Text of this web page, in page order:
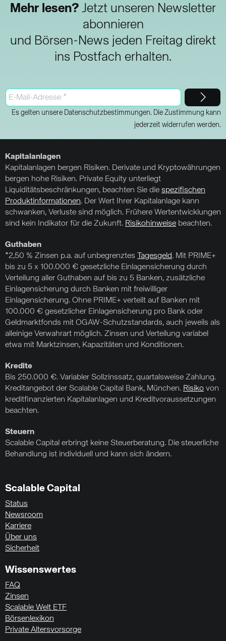
Mehr lesen? Jetzt unseren Newsletter
abonnieren
und Börsen-News jeden Freitag direkt
ins Postfach erhalten.
Es gelten unsere Datenschutzbestimmungen. Die Zustimmung kann
jederzeit widerrufen werden.
Kapitalanlagen
Kapitalanlagen bergen Risiken. Derivate und Kryptowährungen
bergen hohe Risiken. Private Equity unterliegt
Liquiditätsbeschränkungen, beachten Sie die spezifischen
Produktinformationen. Der Wert Ihrer Kapitalanlage kann
schwanken, Verluste sind möglich. Frühere Wertentwicklungen
sind kein Indikator für die Zukunft. Risikohinweise beachten.
Guthaben
*2,50 % Zinsen p.a. auf unbegrenztes Tagesgeld. Mit PRIME+
bis zu 5 x 100.000 € gesetzliche Einlagensicherung durch
Verteilung aller Guthaben auf bis zu 5 Banken, zusätzliche
Einlagensicherung durch Banken mit freiwilliger
Einlagensicherung. Ohne PRIME+ verteilt auf Banken mit
100.000 € gesetzlicher Einlagensicherung pro Bank oder
Geldmarktfonds mit OGAW-Schutzstandards, auch jeweils als
alleinige Verwahrart möglich. Zinsen und Verteilung variabel
etwa mit Marktzinsen, Kapazitäten und Konditionen.
Kredite
Bis 250.000 €. Variabler Sollzinssatz, quartalsweise Zahlung.
Kreditangebot der Scalable Capital Bank, München. Risiko von
kreditfinanzierten Kapitalanlagen und Kreditvoraussetzungen
beachten.
Steuern
Scalable Capital erbringt keine Steuerberatung. Die steuerliche
Behandlung ist individuell und kann sich ändern.
Scalable Capital
Status
Newsroom
Karriere
Über uns
Sicherheit
Wissenswertes
FAQ
Zinsen
Scalable Welt ETF
Börsenlexikon
Private Altersvorsorge